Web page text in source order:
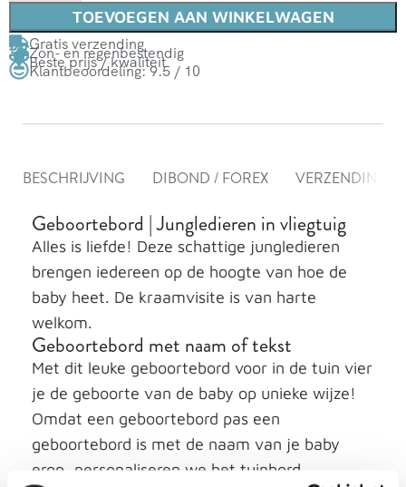
TOEVOEGEN AAN WINKELWAGEN
Gratis verzending
Zon- en regenbestendig
Beste prijs / kwaliteit
Klantbeoordeling: 9.5 / 10
BESCHRIJVING DIBOND / FOREX VERZENDING
Geboortebord | Jungledieren in vliegtuig
Alles is liefde! Deze schattige jungledieren
brengen iedereen op de hoogte van hoe de
baby heet. De kraamvisite is van harte
welkom.
Geboortebord met naam of tekst
Met dit leuke geboortebord voor in de tuin vier
je de geboorte van de baby op unieke wijze!
Omdat een geboortebord pas een
geboortebord is met de naam van je baby
erop, personaliseren we het tuinbord